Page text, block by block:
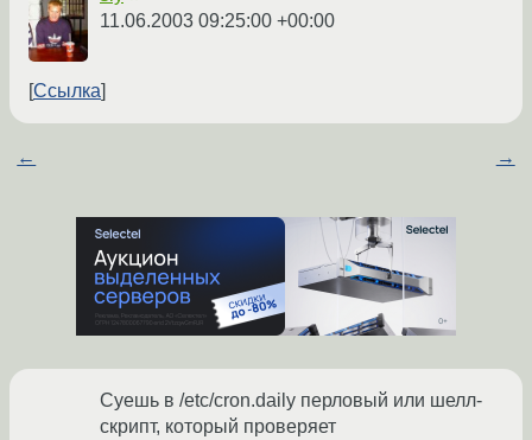
11.06.2003 09:25:00 +00:00
Ссылка
← →
Суешь в /etc/cron.daily перловый или шелл-
скрипт, который проверяет